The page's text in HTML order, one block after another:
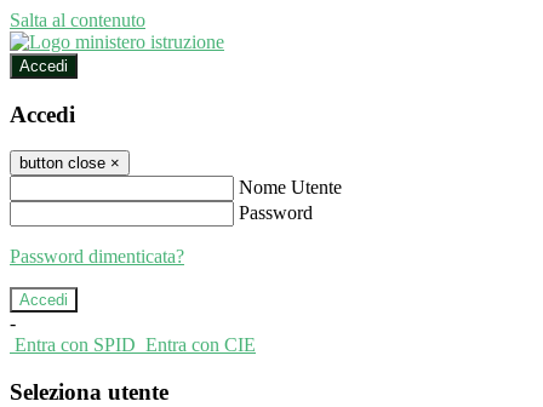
Salta al contenuto
Accedi
Accedi
button close ×
Nome Utente
Password
Password dimenticata?
-
Entra con SPID Entra con CIE
Seleziona utente